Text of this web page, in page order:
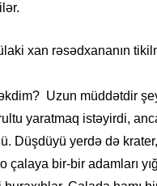
xan rəsədxananın
Uzun müddətdir
yaratmaq istəyirdi,
Düşdüyü yerdə də
çalaya bir-bir adamları